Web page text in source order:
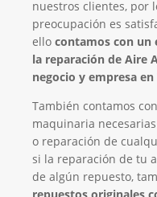
nuestros clientes, por
preocupación es
ello contamos con un
la reparación de Aire
negocio y empresa
También contamos
maquinaria
o reparación de
si la reparación de tu
de algún repuesto,
repuestos originales